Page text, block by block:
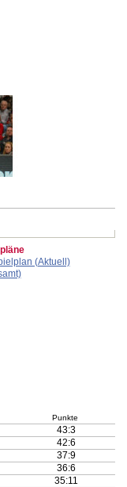
(Aktuell)
Punkte
43:3
42:6
37:9
36:6
35:11